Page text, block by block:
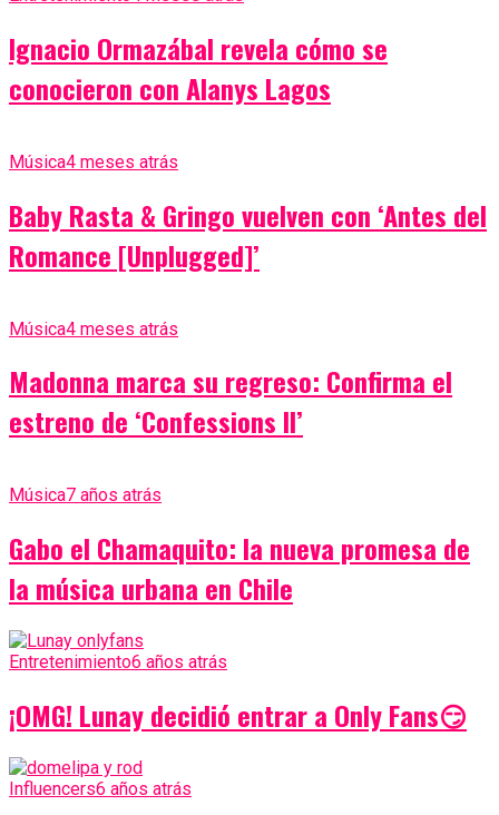
Ignacio Ormazábal revela cómo se
conocieron con Alanys Lagos
Música4 meses atrás
Baby Rasta & Gringo vuelven con ‘Antes del
Romance [Unplugged]’
Música4 meses atrás
Madonna marca su regreso: Confirma el
estreno de ‘Confessions II’
Música7 años atrás
Gabo el Chamaquito: la nueva promesa de
la música urbana en Chile
Entretenimiento6 años atrás
¡OMG! Lunay decidió entrar a Only Fans😏
Influencers6 años atrás